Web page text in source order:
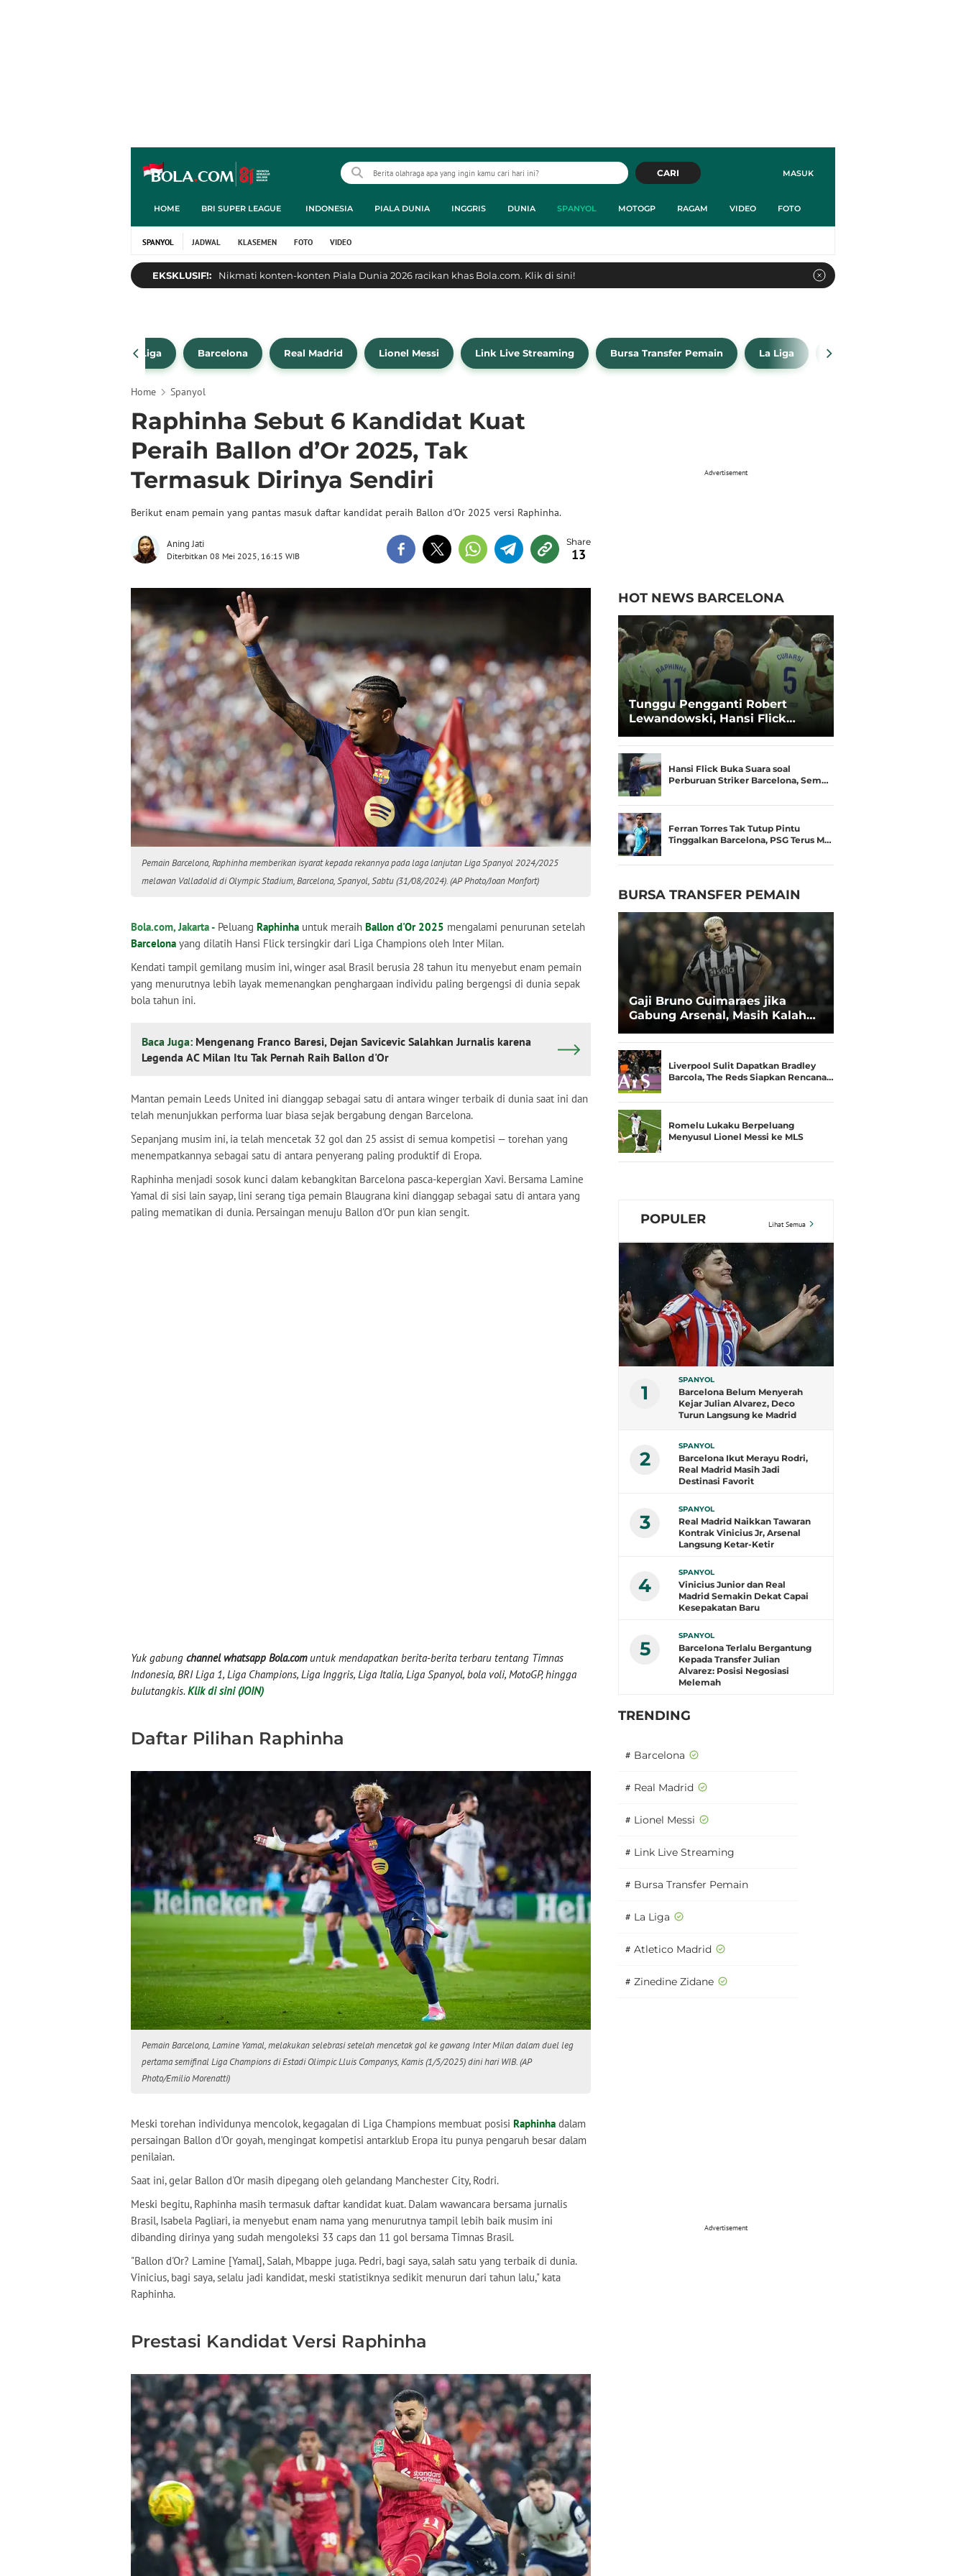
MASUK
CARI
HOME BRI SUPER LEAGUE INDONESIA PIALA DUNIA INGGRIS DUNIA SPANYOL MOTOGP RAGAM VIDEO FOTO
SPANYOL JADWAL KLASEMEN FOTO VIDEO
EKSKLUSIF!: Nikmati konten-konten Piala Dunia 2026 racikan khas Bola.com. Klik di sini!
La Liga Barcelona Real Madrid Lionel Messi Link Live Streaming Bursa Transfer Pemain La Liga Barcelona
Home Spanyol
Raphinha Sebut 6 Kandidat Kuat
Peraih Ballon d’Or 2025, Tak
Termasuk Dirinya Sendiri
Berikut enam pemain yang pantas masuk daftar kandidat peraih Ballon d'Or 2025 versi Raphinha.
Aning Jati
Diterbitkan 08 Mei 2025, 16:15 WIB 13
Pemain Barcelona, Raphinha memberikan isyarat kepada rekannya pada laga lanjutan Liga Spanyol 2024/2025
melawan Valladolid di Olympic Stadium, Barcelona, Spanyol, Sabtu (31/08/2024). (AP Photo/Joan Monfort)
Bola.com, Jakarta - Peluang Raphinha untuk meraih Ballon d'Or 2025 mengalami penurunan setelah
Barcelona yang dilatih Hansi Flick tersingkir dari Liga Champions oleh Inter Milan.
Kendati tampil gemilang musim ini, winger asal Brasil berusia 28 tahun itu menyebut enam pemain
yang menurutnya lebih layak memenangkan penghargaan individu paling bergengsi di dunia sepak
bola tahun ini.
Baca Juga: Mengenang Franco Baresi, Dejan Savicevic Salahkan Jurnalis karena
Legenda AC Milan Itu Tak Pernah Raih Ballon d'Or
Mantan pemain Leeds United ini dianggap sebagai satu di antara winger terbaik di dunia saat ini dan
telah menunjukkan performa luar biasa sejak bergabung dengan Barcelona.
Sepanjang musim ini, ia telah mencetak 32 gol dan 25 assist di semua kompetisi — torehan yang
menempatkannya sebagai satu di antara penyerang paling produktif di Eropa.
Raphinha menjadi sosok kunci dalam kebangkitan Barcelona pasca-kepergian Xavi. Bersama Lamine
Yamal di sisi lain sayap, lini serang tiga pemain Blaugrana kini dianggap sebagai satu di antara yang
paling mematikan di dunia. Persaingan menuju Ballon d'Or pun kian sengit.
Yuk gabung channel whatsapp Bola.comuntuk mendapatkan berita-berita terbaru tentang Timnas
Indonesia, BRI Liga 1, Liga Champions, Liga Inggris, Liga Italia, Liga Spanyol, bola voli, MotoGP, hingga
bulutangkis. Klik di sini (JOIN)
Daftar Pilihan Raphinha
Pemain Barcelona, Lamine Yamal, melakukan selebrasi setelah mencetak gol ke gawang Inter Milan dalam duel leg
pertama semifinal Liga Champions di Estadi Olimpic Lluis Companys, Kamis (1/5/2025) dini hari WIB. (AP
Photo/Emilio Morenatti)
Meski torehan individunya mencolok, kegagalan di Liga Champions membuat posisi Raphinha dalam
persaingan Ballon d'Or goyah, mengingat kompetisi antarklub Eropa itu punya pengaruh besar dalam
penilaian.
Saat ini, gelar Ballon d'Or masih dipegang oleh gelandang Manchester City, Rodri.
Meski begitu, Raphinha masih termasuk daftar kandidat kuat. Dalam wawancara bersama jurnalis
Brasil, Isabela Pagliari, ia menyebut enam nama yang menurutnya tampil lebih baik musim ini
dibanding dirinya yang sudah mengoleksi 33 caps dan 11 gol bersama Timnas Brasil.
"Ballon d'Or? Lamine [Yamal], Salah, Mbappe juga. Pedri, bagi saya, salah satu yang terbaik di dunia.
Vinicius, bagi saya, selalu jadi kandidat, meski statistiknya sedikit menurun dari tahun lalu," kata
Raphinha.
Prestasi Kandidat Versi Raphinha
Advertisement
HOT NEWS BARCELONA
Tunggu Pengganti Robert
Lewandowski, Hansi Flick
Hansi Flick Buka Suara soal
Perburuan Striker Barcelona, Sem…
Ferran Torres Tak Tutup Pintu
Tinggalkan Barcelona, PSG Terus M…
BURSA TRANSFER PEMAIN
Gaji Bruno Guimaraes jika
Gabung Arsenal, Masih Kalah
Liverpool Sulit Dapatkan Bradley
Barcola, The Reds Siapkan Rencana…
Romelu Lukaku Berpeluang
Menyusul Lionel Messi ke MLS
POPULER Lihat Semua
1
SPANYOL
Barcelona Belum Menyerah
Kejar Julian Alvarez, Deco
Turun Langsung ke Madrid
2
SPANYOL
Barcelona Ikut Merayu Rodri,
Real Madrid Masih Jadi
Destinasi Favorit
3
SPANYOL
Real Madrid Naikkan Tawaran
Kontrak Vinicius Jr, Arsenal
Langsung Ketar-Ketir
4
SPANYOL
Vinicius Junior dan Real
Madrid Semakin Dekat Capai
Kesepakatan Baru
5
SPANYOL
Barcelona Terlalu Bergantung
Kepada Transfer Julian
Alvarez: Posisi Negosiasi
Melemah
TRENDING
# Barcelona
# Real Madrid
# Lionel Messi
# Link Live Streaming
# Bursa Transfer Pemain
# La Liga
# Atletico Madrid
# Zinedine Zidane
Advertisement